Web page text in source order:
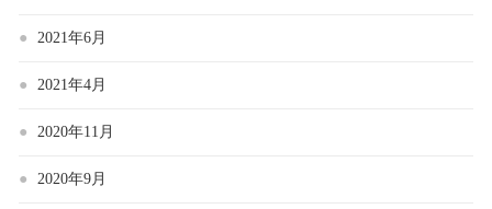
2021年6月
2021年4月
2020年11月
2020年9月